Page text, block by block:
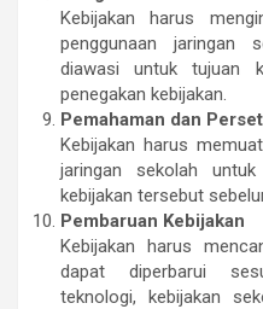
Kebijakan harus
penggunaan jaringan
diawasi untuk tujuan
penegakan kebijakan.
Pemahaman dan
Kebijakan harus
jaringan sekolah
kebijakan tersebut
Pembaruan Kebijakan
Kebijakan harus
dapat diperbarui
teknologi, kebijakan